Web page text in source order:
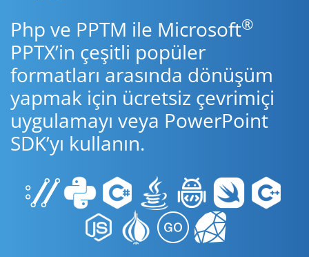
Php ve PPTM ile Microsoft®
PPTX’in çeşitli popüler
formatları arasında dönüşüm
yapmak için ücretsiz çevrimiçi
uygulamayı veya PowerPoint
SDK’yı kullanın.